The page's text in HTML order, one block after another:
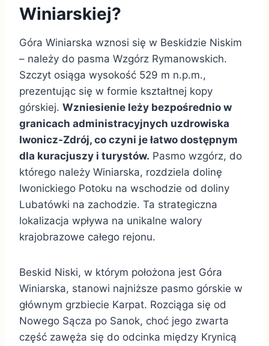
Winiarskiej?
Góra Winiarska wznosi się w Beskidzie Niskim
– należy do pasma Wzgórz Rymanowskich.
Szczyt osiąga wysokość 529 m n.p.m.,
prezentując się w formie kształtnej kopy
górskiej. Wzniesienie leży bezpośrednio w
granicach administracyjnych uzdrowiska
Iwonicz-Zdrój, co czyni je łatwo dostępnym
dla kuracjuszy i turystów. Pasmo wzgórz, do
którego należy Winiarska, rozdziela dolinę
Iwonickiego Potoku na wschodzie od doliny
Lubatówki na zachodzie. Ta strategiczna
lokalizacja wpływa na unikalne walory
krajobrazowe całego rejonu.
Beskid Niski, w którym położona jest Góra
Winiarska, stanowi najniższe pasmo górskie w
głównym grzbiecie Karpat. Rozciąga się od
Nowego Sącza po Sanok, choć jego zwarta
część zawęża się do odcinka między Krynicą